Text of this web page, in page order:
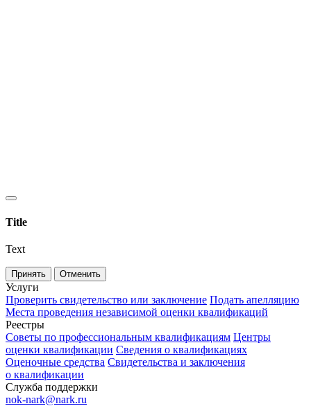
Title
Text
Принять Отменить
Услуги
Проверить свидетельство или заключение Подать апелляцию
Места проведения независимой оценки квалификаций
Реестры
Советы по профессиональным квалификациям Центры
оценки квалификации Сведения о квалификациях
Оценочные средства Свидетельства и заключения
о квалификации
Служба поддержки
nok-nark@nark.ru